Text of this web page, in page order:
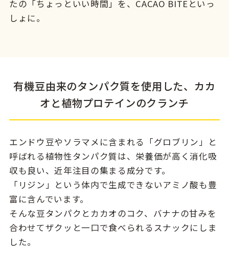
たの「ちょっといい時間」を、CACAO BITEといっ
しょに。
有機豆由来のタンパク質を使用した、カカ
オと植物プロテインのクランチ
エンドウ豆やソラマメに含まれる「グロブリン」と
呼ばれる植物性タンパク質は、栄養価が高く消化吸
収も良い、近年注目の集まる成分です。
「リジン」という体内で生成できないアミノ酸も豊
富に含んでいます。
そんな豆タンパクとカカオのコク、バナナの甘みを
合わせてザクッと一口で食べられるスナックにしま
した。